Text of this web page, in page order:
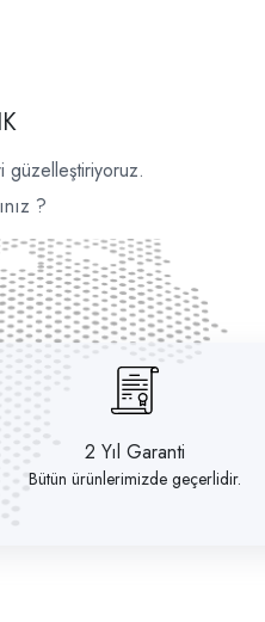
güzelleştiriyoruz.
?
2 Yıl Garanti
Bütün ürünlerimizde geçerlidir.